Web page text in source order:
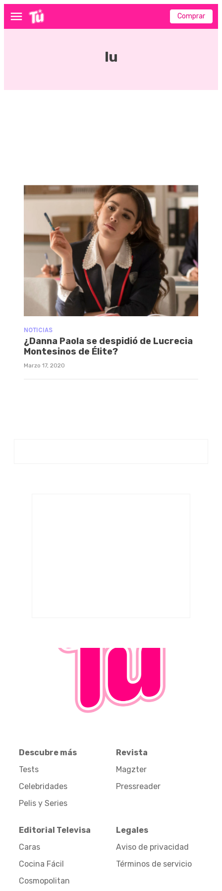
Menú Comprar
lu
NOTICIAS
¿Danna Paola se despidió de Lucrecia
Montesinos de Élite?
Marzo 17, 2020
Descubre más
Tests
Celebridades
Pelis y Series
Revista
Magzter
Pressreader
Editorial Televisa
Caras
Cocina Fácil
Cosmopolitan
Legales
Aviso de privacidad
Términos de servicio